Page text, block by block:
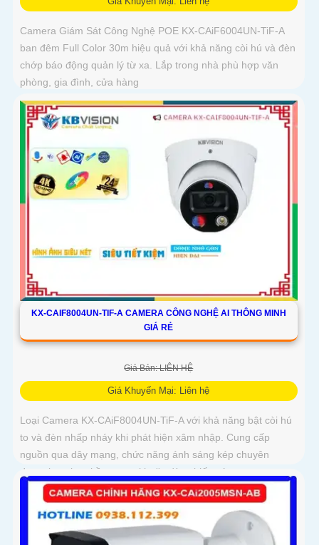
Camera Giám Sát Công Nghệ POE KX-CAiF6004UN-TiF-A
ban đêm Full Color 30m hiệu quả với khả năng còi hú và đèn
chớp báo động quản lý từ xa. Lắp trong nhà phù hợp văn
phòng, gia đình, cửa hàng
KX-CAIF8004UN-TIF-A CAMERA CÔNG NGHỆ AI THÔNG MINH
GIÁ RẺ
Giá Bán: LIÊN HỆ
Giá Khuyến Mại: Liên hệ
Loại Camera KX-CAiF8004UN-TiF-A với khả năng bật còi hú
to và đèn nhấp nháy khi phát hiện xâm nhập. Cung cấp
nguồn qua dây mạng, chức năng ánh sáng kép chuyên
dụng, lựa chọn hồng ngoại hoặc đèn chiếu sáng